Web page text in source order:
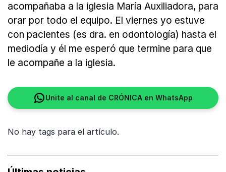
acompañaba a la iglesia María Auxiliadora, para
orar por todo el equipo. El viernes yo estuve
con pacientes (es dra. en odontología) hasta el
mediodía y él me esperó que termine para que
le acompañe a la iglesia.
Unite al canal de CRÓNICA en WhatsApp
No hay tags para el artículo.